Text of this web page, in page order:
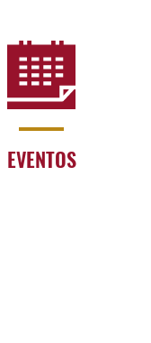
EVENTOS